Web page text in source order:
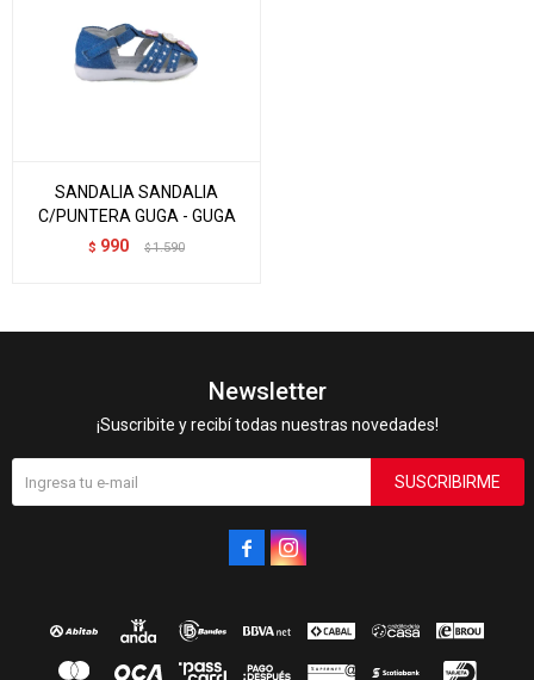
SANDALIA SANDALIA
C/PUNTERA GUGA - GUGA
$ 990 $ 1.590
Newsletter
¡Suscribite y recibí todas nuestras novedades!
SUSCRIBIRME
 